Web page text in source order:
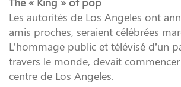
Les autorités de Los Angeles ont
amis proches, seraient célébrées
L’hommage public et télévisé d’un
travers le monde, devait
centre de Los Angeles.